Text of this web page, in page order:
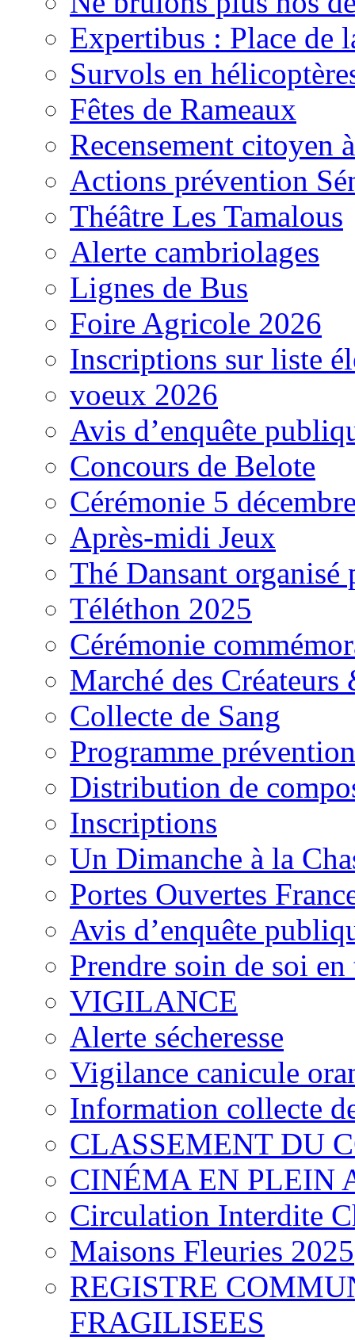
Expertibus : Place de
Survols en
Fêtes de Rameaux
Recensement citoyen
Actions prévention
Théâtre Les Tamalous
Alerte cambriolages
Lignes de Bus
Foire Agricole 2026
Inscriptions sur liste
voeux 2026
Avis d’enquête
Concours de Belote
Cérémonie 5
Après-midi Jeux
Thé Dansant organisé
Téléthon 2025
Cérémonie
Marché des
Collecte de Sang
Programme
Distribution de
Inscriptions
Un Dimanche à la
Portes Ouvertes
Avis d’enquête
Prendre soin de soi
VIGILANCE
Alerte sécheresse
Vigilance canicule
Information collecte
CLASSEMENT DU
CINÉMA EN PLEIN
Circulation Interdite
Maisons Fleuries 2025
REGISTRE
FRAGILISEES